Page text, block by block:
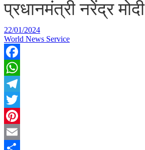
प्रधानमंत्री नरेंद्र मोदी
22/01/2024
World News Service
Facebook
WhatsApp
Telegram
Twitter
Pinterest
Email